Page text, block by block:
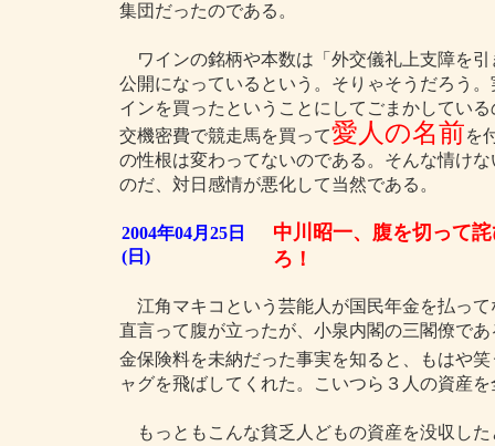
集団だったのである。
ワインの銘柄や本数は「外交儀礼上支障を
公開になっているという。そりゃそうだろう
インを買ったということにしてごまかしてい
交機密費で競走馬を買って愛人の名前を
の性根は変わってないのである。そんな情け
のだ、対日感情が悪化して当然である。
2004年04月25日
(日)
中川昭一、腹を切って
ろ！
江角マキコという芸能人が国民年金を払っ
直言って腹が立ったが、小泉内閣の三閣僚で
金保険料を未納だった事実を知ると、もはや
ャグを飛ばしてくれた。こいつら３人の資産
もっともこんな貧乏人どもの資産を没収し